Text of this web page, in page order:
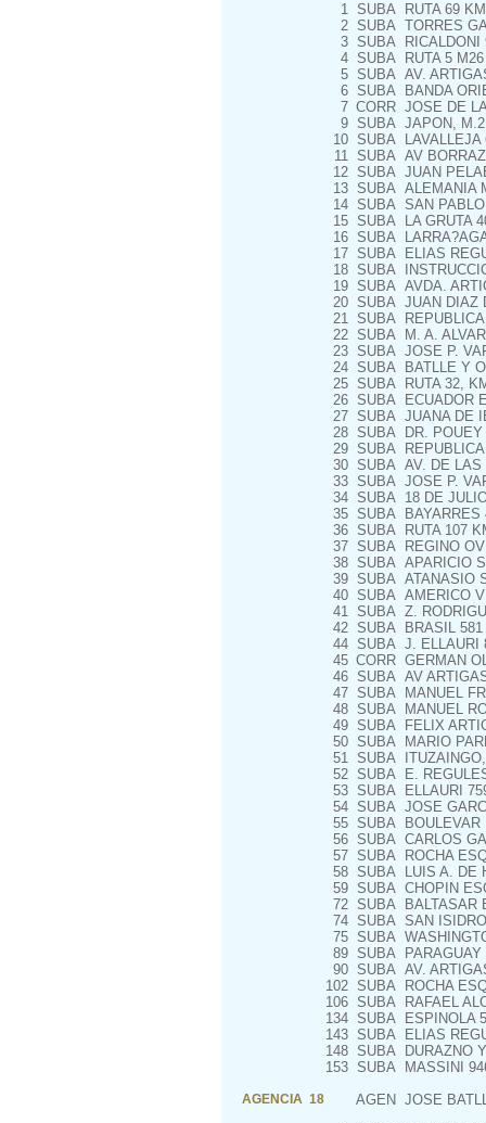
1 SUBA RUTA 69
2 SUBA TORRES
3 SUBA RICALDONI
4 SUBA RUTA 5
5 SUBA AV.
6 SUBA BANDA
7 CORR JOSE DE
9 SUBA JAPON,
10 SUBA LAVALLEJA
11 SUBA AV
12 SUBA JUAN
13 SUBA ALEMANIA
14 SUBA SAN
15 SUBA LA GRUTA
16 SUBA
17 SUBA ELIAS
18 SUBA
19 SUBA AVDA.
20 SUBA JUAN DIAZ
21 SUBA
22 SUBA M. A.
23 SUBA JOSE P.
24 SUBA BATLLE Y
25 SUBA RUTA 32,
26 SUBA ECUADOR
27 SUBA JUANA DE
28 SUBA DR.
29 SUBA
30 SUBA AV. DE LAS
33 SUBA JOSE P.
34 SUBA 18 DE
35 SUBA BAYARRES
36 SUBA RUTA 107
37 SUBA REGINO
38 SUBA APARICIO
39 SUBA ATANASIO
40 SUBA AMERICO
41 SUBA Z.
42 SUBA BRASIL
44 SUBA J. ELLAURI
45 CORR GERMAN
46 SUBA AV
47 SUBA MANUEL
48 SUBA MANUEL
49 SUBA FELIX
50 SUBA MARIO
51 SUBA
52 SUBA E.
53 SUBA ELLAURI
54 SUBA JOSE
55 SUBA BOULEVAR
56 SUBA CARLOS
57 SUBA ROCHA
58 SUBA LUIS A. DE
59 SUBA CHOPIN
72 SUBA BALTASAR
74 SUBA SAN
75 SUBA
89 SUBA PARAGUAY
90 SUBA AV.
102 SUBA ROCHA
106 SUBA RAFAEL
134 SUBA ESPINOLA
143 SUBA ELIAS
148 SUBA DURAZNO
153 SUBA MASSINI
AGENCIA 18 AGEN JOSE